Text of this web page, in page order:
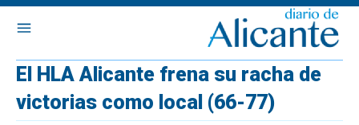
El HLA Alicante frena su racha de
victorias como local (66-77)